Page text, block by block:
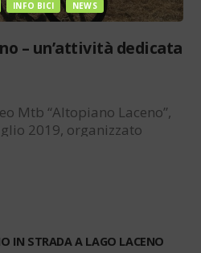
INFO BICI NEWS
– un’attività dedicata
Mtb “Altopiano Laceno”,
2019, organizzato
IN STRADA A LAGO LACENO